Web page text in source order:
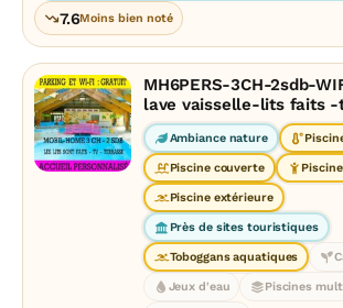
7.6Moins bien noté
MH6PERS-3CH-2sdb-
lave vaisselle-lits faits
Ambiance nature
Piscine couverte
Piscine extérieure
Près de sites touristiques
Toboggans aquatiques
Jeux d'eau Piscines